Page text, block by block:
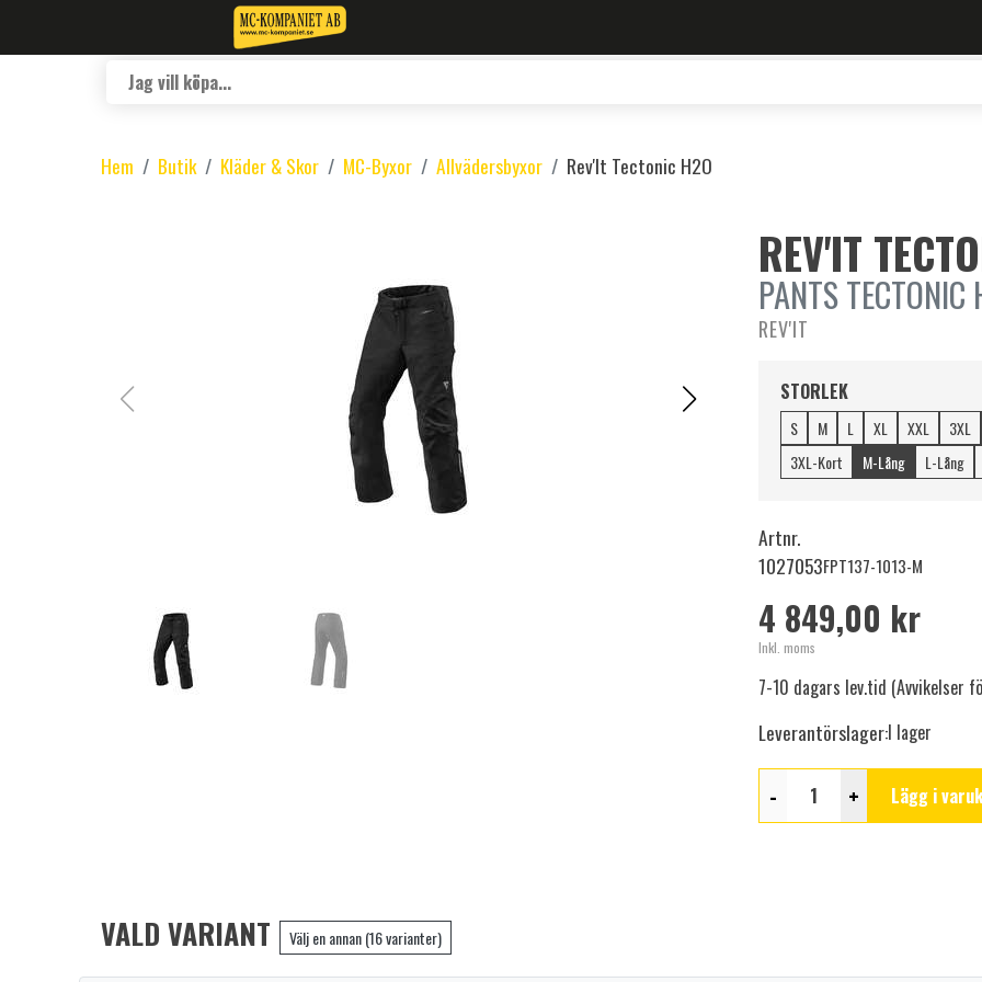
Hem Butik Kläder & Skor MC-Byxor Allvädersbyxor Rev'It Tectonic H2O
REV'IT
PANTS
REV'IT
STORLEK
S M L XL XXL 3XL
3XL-Kort
M-Lång L-Lång
Artnr.
1027053FPT137-1013-M
4 849,00 kr
Inkl. moms
7-10 dagars lev.tid (Avvikelser
Leverantörslager:I lager
- + Lägg i
VALD VARIANT Välj en annan (16 varianter)